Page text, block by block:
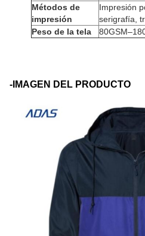
Métodos de
impresión
Impresión
serigrafía,
Peso de la tela
-IMAGEN DEL PRODUCTO